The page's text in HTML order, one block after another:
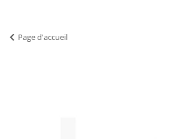
Page d'accueil